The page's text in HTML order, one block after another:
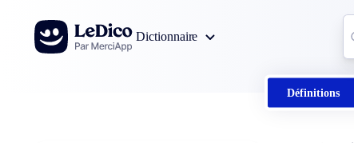
Aller au contenu
Dictionnaire
Définitions